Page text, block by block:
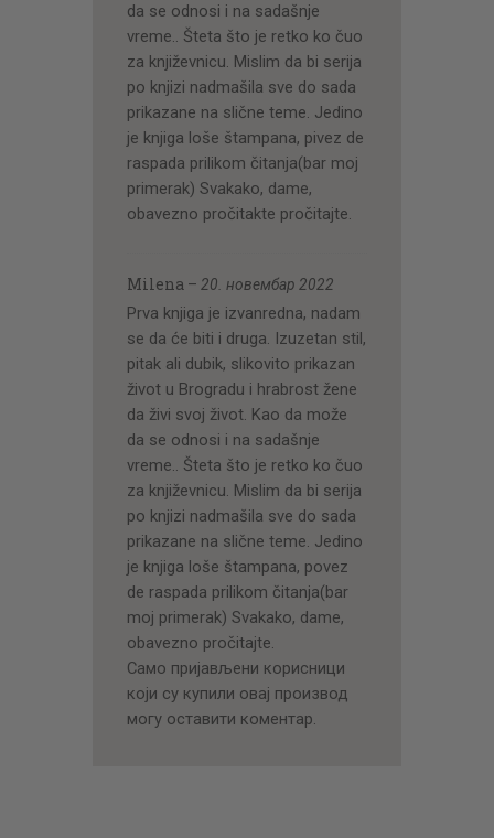
da se odnosi i na sadašnje
vreme.. Šteta što je retko ko čuo
za književnicu. Mislim da bi serija
po knjizi nadmašila sve do sada
prikazane na slične teme. Jedino
je knjiga loše štampana, pivez de
raspada prilikom čitanja(bar moj
primerak) Svakako, dame,
obavezno pročitakte pročitajte.
Milena – 20. новембар 2022
Prva knjiga je izvanredna, nadam
se da će biti i druga. Izuzetan stil,
pitak ali dubik, slikovito prikazan
život u Brogradu i hrabrost žene
da živi svoj život. Kao da može
da se odnosi i na sadašnje
vreme.. Šteta što je retko ko čuo
za književnicu. Mislim da bi serija
po knjizi nadmašila sve do sada
prikazane na slične teme. Jedino
je knjiga loše štampana, povez
de raspada prilikom čitanja(bar
moj primerak) Svakako, dame,
obavezno pročitajte.
Само пријављени корисници
који су купили овај производ
могу оставити коментар.